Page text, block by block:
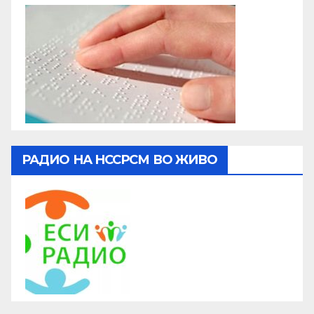
РАДИО НА НССРСМ ВО ЖИВО